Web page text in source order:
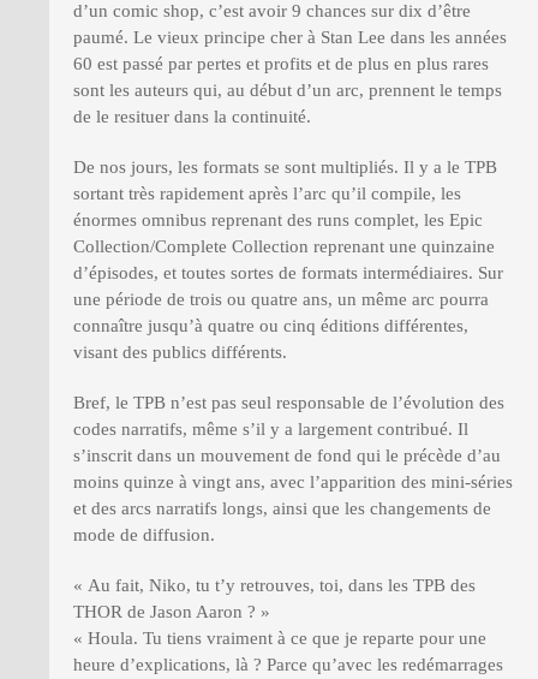
d’un comic shop, c’est avoir 9 chances sur dix d’être
paumé. Le vieux principe cher à Stan Lee dans les années
60 est passé par pertes et profits et de plus en plus rares
sont les auteurs qui, au début d’un arc, prennent le temps
de le resituer dans la continuité.
De nos jours, les formats se sont multipliés. Il y a le TPB
sortant très rapidement après l’arc qu’il compile, les
énormes omnibus reprenant des runs complet, les Epic
Collection/Complete Collection reprenant une quinzaine
d’épisodes, et toutes sortes de formats intermédiaires. Sur
une période de trois ou quatre ans, un même arc pourra
connaître jusqu’à quatre ou cinq éditions différentes,
visant des publics différents.
Bref, le TPB n’est pas seul responsable de l’évolution des
codes narratifs, même s’il y a largement contribué. Il
s’inscrit dans un mouvement de fond qui le précède d’au
moins quinze à vingt ans, avec l’apparition des mini-séries
et des arcs narratifs longs, ainsi que les changements de
mode de diffusion.
« Au fait, Niko, tu t’y retrouves, toi, dans les TPB des
THOR de Jason Aaron ? »
« Houla. Tu tiens vraiment à ce que je reparte pour une
heure d’explications, là ? Parce qu’avec les redémarrages